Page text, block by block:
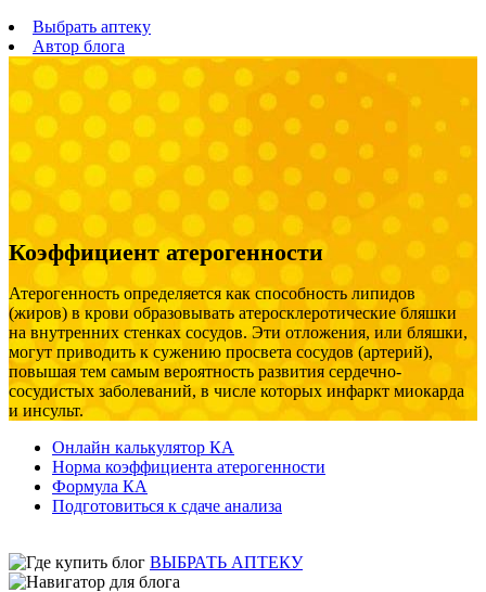
Выбрать аптеку
Автор блога
Коэффициент атерогенности
Атерогенность определяется как способность липидов
(жиров) в крови образовывать атеросклеротические бляшки
на внутренних стенках сосудов. Эти отложения, или бляшки,
могут приводить к сужению просвета сосудов (артерий),
повышая тем самым вероятность развития сердечно-
сосудистых заболеваний, в числе которых инфаркт миокарда
и инсульт.
Онлайн калькулятор КА
Норма коэффициента атерогенности
Формула КА
Подготовиться к сдаче анализа
ВЫБРАТЬ АПТЕКУ